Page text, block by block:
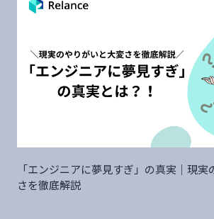
「エンジニアに夢見すぎ」の真実｜現
さを徹底解説